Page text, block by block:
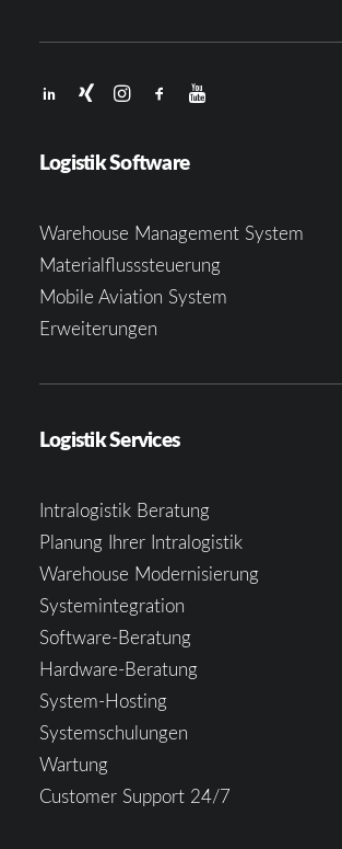
Logistik Software
Warehouse Management System
Materialflusssteuerung
Mobile Aviation System
Erweiterungen
Logistik Services
Intralogistik Beratung
Planung Ihrer Intralogistik
Warehouse Modernisierung
Systemintegration
Software-Beratung
Hardware-Beratung
System-Hosting
Systemschulungen
Wartung
Customer Support 24/7